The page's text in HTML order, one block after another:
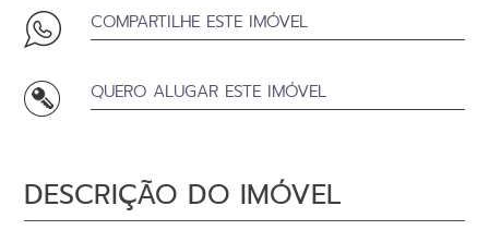
COMPARTILHE ESTE IMÓVEL
QUERO ALUGAR ESTE IMÓVEL
DESCRIÇÃO DO IMÓVEL